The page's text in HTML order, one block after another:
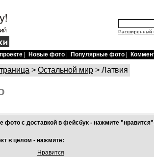
Расширенный
Новые фото Популярные фото
> Остальной мир > Латвия
фото с доставкой в фейсбук - нажмите
в целом - нажмите:
Нравится